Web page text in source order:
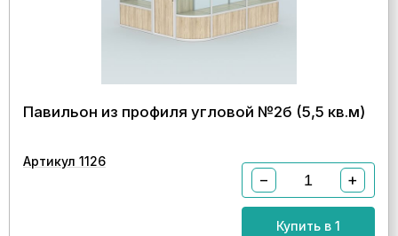
Павильон из профиля угловой №2б (5,5 кв.м)
Артикул 1126
− +
Купить в 1